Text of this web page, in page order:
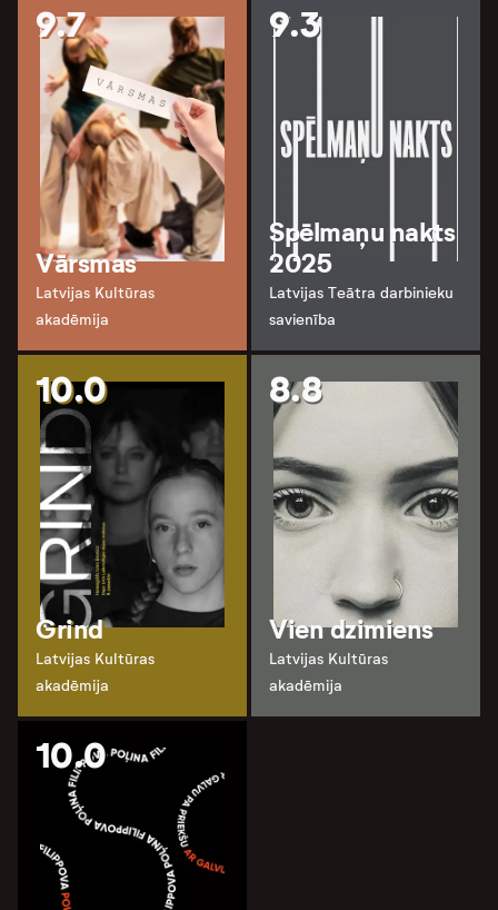
9.7
Vārsmas
Latvijas Kultūras
akadēmija
9.3
Spēlmaņu nakts
2025
Latvijas Teātra darbinieku
savienība
10.0
Grind
Latvijas Kultūras
akadēmija
8.8
Vien dzimiens
Latvijas Kultūras
akadēmija
10.0